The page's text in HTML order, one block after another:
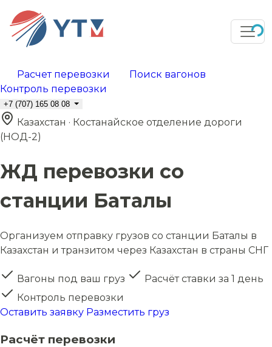
Расчет перевозки
Поиск вагонов
Контроль перевозки
+7 (707) 165 08 08
Казахстан · Костанайское отделение дороги
(НОД-2)
ЖД перевозки со
станции Баталы
Организуем отправку грузов со станции Баталы в
Казахстан и транзитом через Казахстан в страны СНГ
Вагоны под ваш груз
Расчёт ставки за 1 день
Контроль перевозки
Оставить заявку Разместить груз
Расчёт перевозки